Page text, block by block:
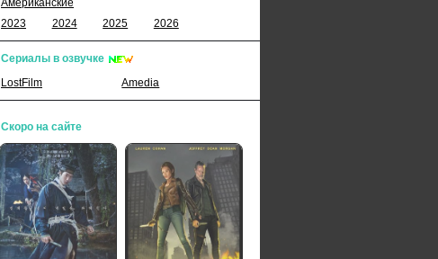
Американские
2023
2024 2025 2026
Сериалы в озвучке
LostFilm
Amedia
Скоро на сайте